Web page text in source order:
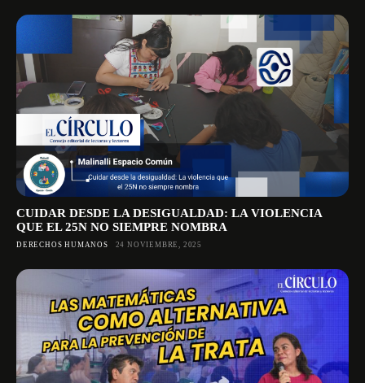
CUIDAR DESDE LA DESIGUALDAD: LA VIOLENCIA
QUE EL 25N NO SIEMPRE NOMBRA
DERECHOS HUMANOS 24 NOVIEMBRE, 2025